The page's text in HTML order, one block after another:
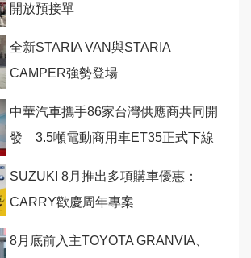
開放預接單
全新STARIA VAN與STARIA
CAMPER強勢登場
中華汽車攜手86家台灣供應商共同開
發 3.5噸電動商用車ET35正式下線
SUZUKI 8月推出多項購車優惠：
CARRY歡慶周年專案
8月底前入主TOYOTA GRANVIA、